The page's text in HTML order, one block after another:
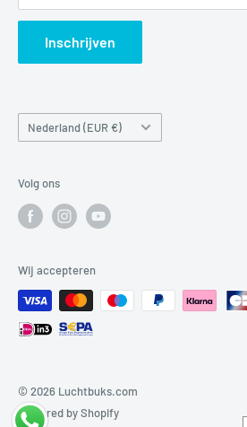
Search
Inschrijven
Land/regio
Nederland (EUR €)
Volg ons
Wij accepteren
© 2026 Luchtbuks.com
Powered by Shopify